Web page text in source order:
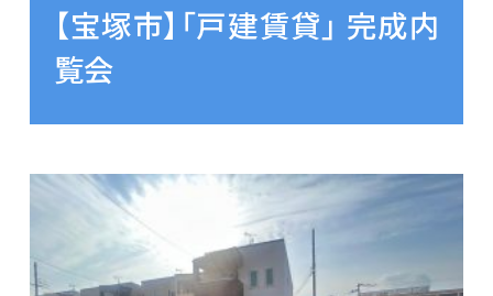
【宝塚市】「戸建賃貸」 完成内
覧会